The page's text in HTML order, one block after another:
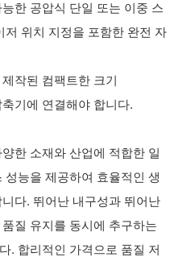
한 공압식 단일 또는 이중 스
위치 지정을 포함한 완전 자
작된 컴팩트한 크기
기에 연결해야 합니다.
한 소재와 산업에 적합한 일
능을 제공하여 효율적인 생
다. 뛰어난 내구성과 뛰어난
질 유지를 동시에 추구하는
. 합리적인 가격으로 품질 저